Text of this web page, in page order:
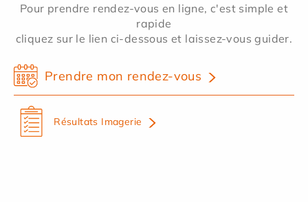
Pour prendre rendez-vous en ligne, c'est simple et
rapide
cliquez sur le lien ci-dessous et laissez-vous guider.
Prendre mon rendez-vous
Résultats Imagerie